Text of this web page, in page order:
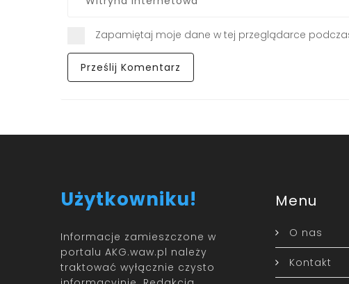
Zapamiętaj moje dane w tej przeglądarce
Użytkowniku!
Informacje zamieszczone w
portalu AKG.waw.pl należy
traktować wyłącznie czysto
Menu
O nas
Kontakt